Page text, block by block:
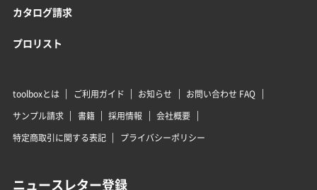
カタログ請求
プロリスト
toolboxとは ご利用ガイド お知らせ
お問い合わせ FAQ
サンプル請求
書籍 採用情報
会社概要
特定商取引に関する表記
プライバシーポリシー